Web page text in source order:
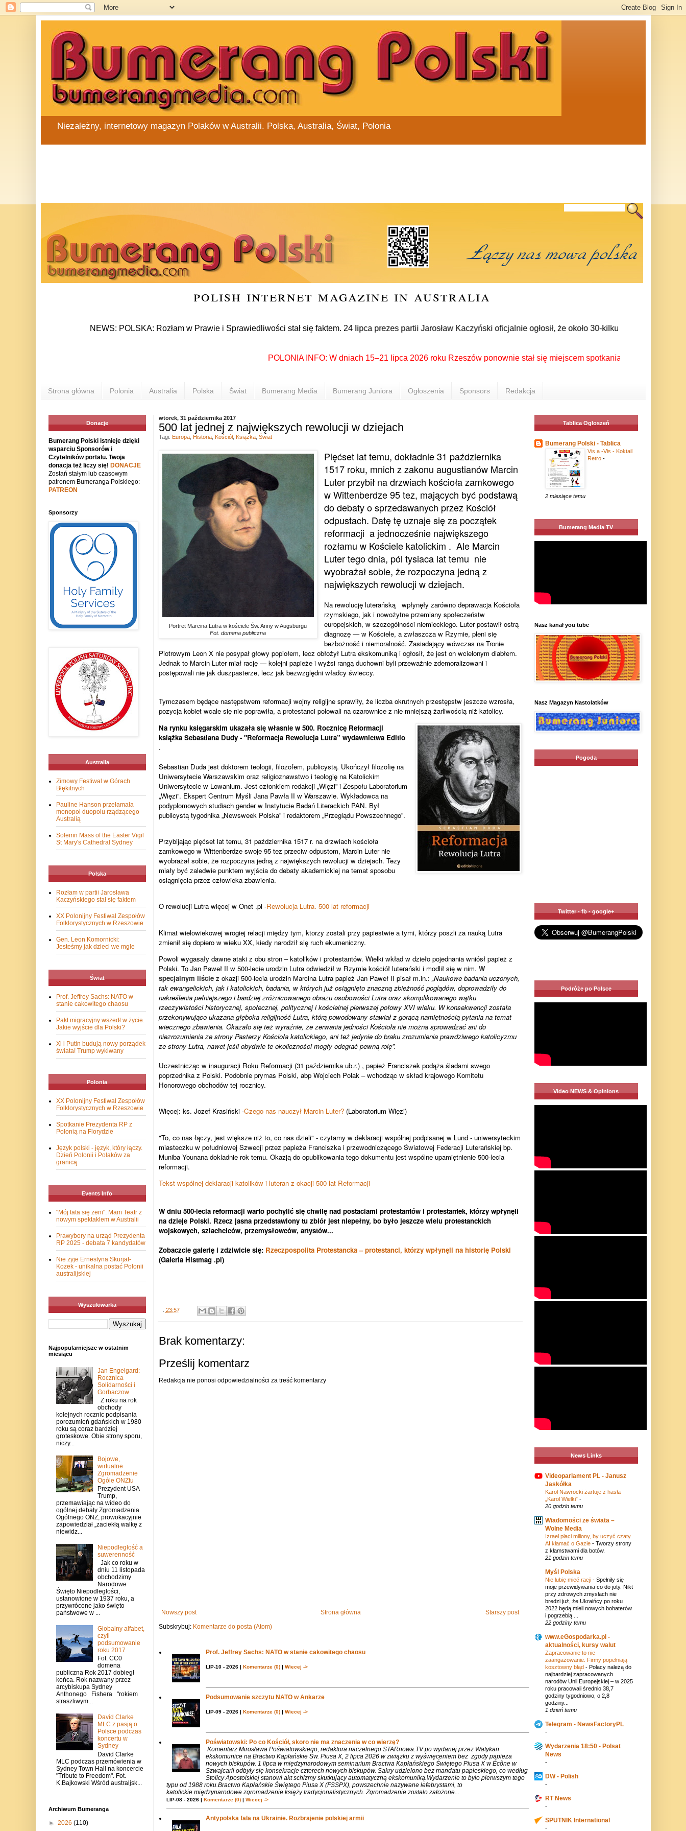
Niezależny, internetowy magazyn Polaków w Australii. Polska, Australia, Świat, Polonia
polish internet magazine in australia
NEWS: POLSKA: Rozłam w Prawie i Sprawiedliwości stał się faktem. 24 lipca prezes partii Jarosław Kaczyński oficjalnie ogłosił, że około 30-kilku posłów
POLONIA INFO: W dniach 15–21 lipca 2026 roku Rzeszów ponownie stał się miejscem spotkania Polonii z
Strona główna Polonia Australia Polska Świat Bumerang Media Bumerang Juniora Ogłoszenia Sponsors Redakcja
wtorek, 31 października 2017
500 lat jednej z największych rewolucji w dziejach
Portret Marcina Lutra w kościele Św. Anny w Augsburgu
Fot. domena publiczna
Pięćset lat temu, dokładnie 31 października
1517 roku, mnich z zakonu augustianów Marcin
Luter przybił na drzwiach kościoła zamkowego
w Wittenberdze 95 tez, mających być podstawą
do debaty o sprzedawanych przez Kościół
odpustach. Datę tę uznaje się za początek
reformacji a jednocześnie największego
rozłamu w Kościele katolickim . Ale Marcin
Luter tego dnia, pól tysiaca lat temu nie
wyobrażał sobie, że rozpoczyna jedną z
największych rewolucji w dziejach.
Na rewolucję luterańską
wpłynęły zarówno deprawacja Kościoła
rzymskiego, jak i nowożytne przemiany społeczeństw
europejskich, w szczególności niemieckiego. Luter postawił ostrą
diagnozę — w Kościele, a zwłaszcza w Rzymie, pleni się
bezbożność i niemoralność. Zasiadający wówczas na Tronie
Piotrowym Leon X nie posypał głowy popiołem, lecz obłożył Lutra ekskomuniką i ogłosił, że jest on wcielonym diabłem.
Jednak to Marcin Luter miał rację — kolejni papieże i wyżsi rangą duchowni byli przeważnie zdemoralizowani i
postępowali nie jak duszpasterze, lecz jak bezwzględni władcy świeccy.
Tymczasem będące następstwem reformacji wojny religijne sprawiły, że liczba okrutnych przestępstw jeszcze wzrosła,
pozycja kobiet wcale się nie poprawiła, a protestanci polowali na czarownice z nie mniejszą żarliwością niż katolicy.
Na rynku księgarskim ukazała się własnie w 500. Rocznicę Reformacji
książka Sebastiana Dudy - "Reformacja Rewolucja Lutra” wydawnictwa Editio
.
Sebastian Duda jest doktorem teologii, filozofem, publicystą. Ukończył filozofię na
Uniwersytecie Warszawskim oraz religioznawstwo i teologię na Katolickim
Uniwersytecie w Lowanium. Jest członkiem redakcji „Więzi” i Zespołu Laboratorium
„Więzi”. Ekspert Centrum Myśli Jana Pawła II w Warszawie. Wykładowca na
podyplomowych studiach gender w Instytucie Badań Literackich PAN. Był
publicystą tygodnika „Newsweek Polska” i redaktorem „Przeglądu Powszechnego”.
Przybijając pięćset lat temu, 31 października 1517 r. na drzwiach kościoła
zamkowego w Wittenberdze swoje 95 tez przeciw odpustom, Marcin Luter nie
wyobrażał sobie, że rozpoczyna jedną z największych rewolucji w dziejach. Tezy
miały być zaledwie punktem wyjścia do debaty akademickiej na temat sposobu
osiągnięcia przez człowieka zbawienia.
O rewolucji Lutra więcej w Onet .pl -Rewolucja Lutra. 500 lat reformacji
Klimat wielowiekowej wrogiej relacji między tym, ktorzy zostali przy papiestwie a tymi, którzy poszli za nauką Lutra
zmienił się dopiero w wieku XX, kiedy narodził się ruch ekumeniczny.
Powoli wygasały dawne ataki z obu stron – katolików i protestantów. Wielki wkład w dzieło pojednania wniósł papież z
Polski. To Jan Paweł II w 500-lecie urodzin Lutra odwiedził w Rzymie kościół luterański i modlił się w nim. W
specjalnym liściez okazji 500-lecia urodzin Marcina Lutra papież Jan Paweł II pisał m.in.: „Naukowe badania uczonych,
tak ewangelickich, jak i katolickich, badania, w których już osiągnięto znaczną zbieżność poglądów, doprowadziły do
nakreślenia pełniejszego i bardziej zróżnicowanego obrazu osobowości Lutra oraz skomplikowanego wątku
rzeczywistości historycznej, społecznej, politycznej i kościelnej pierwszej połowy XVI wieku. W konsekwencji została
przekonywująco ukazana głęboka religijność Lutra, którą powodowany stawiał z gorącą namiętnością pytania na temat
wiecznego zbawienia. Okazało się też wyraźnie, że zerwania jedności Kościoła nie można sprowadzać ani do
niezrozumienia ze strony Pasterzy Kościoła katolickiego, ani też jedynie do braku zrozumienia prawdziwego katolicyzmu
ze strony Lutra, nawet jeśli obydwie te okoliczności mogły odegrać pewną rolę”.
Uczestnicząc w inauguracji Roku Reformacji (31 października ub.r.) , papież Franciszek podąża śladami swego
poprzednika z Polski. Podobnie prymas Polski, abp Wojciech Polak – wchodząc w skład krajowego Komitetu
Honorowego obchodów tej rocznicy.
Więcej: ks. Jozef Krasiński -Czego nas nauczył Marcin Luter?(Laboratorium Więzi)
"To, co nas łączy, jest większe niż to, co nas dzieli" - czytamy w deklaracji wspólnej podpisanej w Lund - uniwersyteckim
miasteczku w południowej Szwecji przez papieża Franciszka i przewodniczącego Światowej Federacji Luterańskiej bp.
Muniba Younana dokladnie rok temu. Okazją do opublikowania tego dokumentu jest wspólne upamiętnienie 500-lecia
reformacji.
Tekst wspólnej deklaracji katolików i luteran z okacji 500 lat Reformacji
W dniu 500-lecia reformacji warto pochylić się chwilę nad postaciami protestantów i protestantek, którzy wpłynęli
na dzieje Polski. Rzecz jasna przedstawiony tu zbiór jest niepełny, bo było jeszcze wielu protestanckich
wojskowych, szlachciców, przemysłowców, artystów...
Zobaczcie galerię i zdziwicie się: Rzeczpospolita Protestancka – protestanci, którzy wpłynęli na historię Polski
(Galeria Histmag .pl)
23:57
Tagi: Europa, Historia, Kościół, Książka, Świat
Brak komentarzy:
Prześlij komentarz
Redakcja nie ponosi odpowiedzialności za treść komentarzy
Nowszy post Starszy post
Strona główna
Subskrybuj: Komentarze do posta (Atom)
Prof. Jeffrey Sachs: NATO w stanie cakowitego chaosu
LIP-10 - 2026 | Komentarze (0)| Wiecej ->
Podsumowanie szczytu NATO w Ankarze
LIP-09 - 2026 | Komentarze (0)| Wiecej ->
Poświatowski: Po co Kościół, skoro nie ma znaczenia w co wierzę?
Komentarz Mirosława Poświatowskiego, redaktora naczelnego STARnowa.TV po wydanej przez Watykan
ekskomunice na Bractwo Kapłańskie Św. Piusa X, 2 lipca 2026 w związku z wyświęceniem bez zgody papieża
nowych biskupów. 1 lipca w międzynarodowym seminarium Bractwa Kapłańskiego Świętego Piusa X w Écône w
Szwajcarii odbyły się konsekracje czterech nowych biskupów. Sakry udzielono bez mandatu papieskiego, co według
Stolicy Apostolskiej stanowi akt schizmy skutkujący automatyczną ekskomuniką.Wydarzenie to było pierwszym tego
typu od 1988 roku.Bractwo Kapłańskie Świętego Piusa X (FSSPX), powszechnie nazywane lefebrystami, to
katolickie międzynarodowe zgromadzenie księży tradycjonalistycznych. Zgromadzenie zostało założone...
LIP-08 - 2026 | Komentarze (0)| Wiecej ->
Antypolska fala na Ukrainie. Rozbrajenie polskiej armii
Donacje
Bumerang Polski istnieje dzięki
wsparciu Sponsorów i
Czytelników portalu. Twoja
donacja też liczy się! DONACJE
Zostań stałym lub czasowym
patronem Bumeranga Polskiego:
PATREON
Sponsorzy
Australia
Zimowy Festiwal w Górach
Błękitnych
Pauline Hanson przełamała
monopol duopolu rządzącego
Australią
Solemn Mass of the Easter Vigil
St Mary's Cathedral Sydney
Polska
Rozłam w partii Jarosława
Kaczyńskiego stał się faktem
XX Polonijny Festiwal Zespołów
Folklorystycznych w Rzeszowie
Gen. Leon Komornicki:
Jesteśmy jak dzieci we mgle
Świat
Prof. Jeffrey Sachs: NATO w
stanie cakowitego chaosu
Pakt migracyjny wszedł w życie.
Jakie wyjście dla Polski?
Xi i Putin budują nowy porządek
świata! Trump wykiwany
Polonia
XX Polonijny Festiwal Zespołów
Folklorystycznych w Rzeszowie
Spotkanie Prezydenta RP z
Polonią na Florydzie
Język polski - język, który łączy.
Dzień Polonii i Polaków za
granicą
Events Info
"Mój tata się żeni". Mam Teatr z
nowym spektaklem w Australii
Prawybory na urząd Prezydenta
RP 2025 - debata 7 kandydatów
Nie żyje Ernestyna Skurjat-
Kozek - unikalna postać Polonii
australijskiej
Wyszukiwarka
Najpopularniejsze w ostatnim
miesiącu
Jan Engelgard:
Rocznica
Solidarności i
Gorbaczow
Z roku na rok
obchody
kolejnych rocznic podpisania
porozumień gdańskich w 1980
roku są coraz bardziej
groteskowe. Obie strony sporu,
niczy...
Bojowe,
wirtualne
Zgromadzenie
Ogóle ONZtu
Prezydent USA
Trump,
przemawiając na wideo do
ogólnej debaty Zgromadzenia
Ogólnego ONZ, prowokacyjnie
zapowiedział „zaciekłą walkę z
niewidz...
Niepodległość a
suwerenność
Jak co roku w
dniu 11 listopada
obchodzimy
Narodowe
Święto Niepodległości,
ustanowione w 1937 roku, a
przywrócone jako święto
państwowe w ...
Globalny alfabet,
czyli
podsumowanie
roku 2017
Fot. CC0
domena
publiczna Rok 2017 dobiegł
końca. Rok nazwany przez
arcybiskupa Sydney
Anthonego Fishera "rokiem
straszliwym...
David Clarke
MLC z pasją o
Polsce podczas
koncertu w
Sydney
David Clarke
MLC podczas przemówienia w
Sydney Town Hall na koncercie
"Tribute to Freedom". Fot.
K.Bajkowski Wśród australjsk...
Archiwum Bumeranga
► 2026 (110)
Tablica Ogłoszeń
Bumerang Polski - Tablica
Vis a -Vis - Koktail
Retro -
2 miesiące temu
Bumerang Media TV
Nasz kanał you tube
Nasz Magazyn Nastolatków
Pogoda
Twitter - fb - google+
Podróże po Polsce
Video NEWS & Opinions
News Links
Videoparlament PL - Janusz
Jaskółka
Karol Nawrocki żartuje z hasła
„Karol Wielki” -
20 godzin temu
Wiadomości ze świata –
Wolne Media
Izrael płaci miliony, by uczyć czaty
AI kłamać o Gazie - Tworzy strony
z kłamstwami dla botów.
21 godzin temu
Myśl Polska
Nie lubię mieć racji - Spełniły się
moje przewidywania co do joty. Nikt
przy zdrowych zmysłach nie
bredzi już, że Ukraińcy po roku
2022 będą mieli nowych bohaterów
i pogrzebią ...
22 godziny temu
www.eGospodarka.pl -
aktualności, kursy walut
Zapracowanie to nie
zaangażowanie. Firmy popełniają
kosztowny błąd - Polacy należą do
najbardziej zapracowanych
narodów Unii Europejskiej – w 2025
roku pracowali średnio 38,7
godziny tygodniowo, o 2,8
godziny...
1 dzień temu
Telegram - NewsFactoryPL
-
Wydarzenia 18:50 - Polsat
News
-
DW - Polish
-
RT News
-
SPUTNIK International
-